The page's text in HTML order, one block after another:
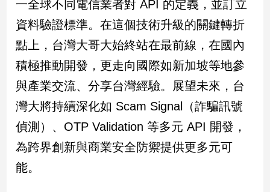
專
區
【我
的
觀
點】
一全球不同電信業者對 API 的定義，並訂立
資料驗證標準。在這個技術升級的關鍵轉折
點上，台灣大哥大始終站在最前線，在國內
積極推動開發，更走向國際如新加坡等地參
與產業交流、分享台灣經驗。展望未來，台
灣大將持續深化如 Scam Signal（詐騙訊號
偵測）、OTP Validation 等多元 API 開發，
為跨界創新與商業安全防禦提供更多元可
能。